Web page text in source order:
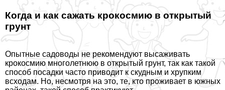
Когда и как сажать крокосмию в открытый
грунт
Опытные садоводы не рекомендуют высаживать
крокосмию многолетнюю в открытый грунт, так как такой
способ посадки часто приводит к скудным и хрупким
всходам. Но, несмотря на это, те, кто проживает в южных